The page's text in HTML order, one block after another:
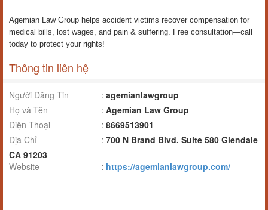
Agemian Law Group helps accident victims recover compensation for
medical bills, lost wages, and pain & suffering. Free consultation—call
today to protect your rights!
Thông tin liên hệ
Người Đăng Tin : agemianlawgroup
Họ và Tên
: Agemian Law Group
Điện Thoại
: 8669513901
Địa Chỉ
: 700 N Brand Blvd. Suite 580 Glendale
CA 91203
Website
: https://agemianlawgroup.com/